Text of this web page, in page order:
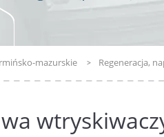
mazurskie Regeneracja,